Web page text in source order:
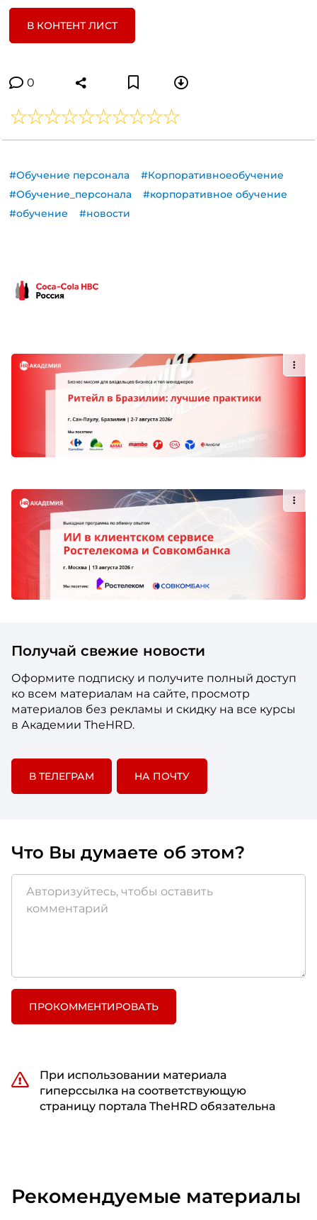
В КОНТЕНТ ЛИСТ
0
#Обучение персонала
#Корпоративноеобучение
#Обучение_персонала
#корпоративное обучение
#обучение
#новости
Получай свежие новости
Оформите подписку и получите полный доступ
ко всем материалам на сайте, просмотр
материалов без рекламы и скидку на все курсы
в Академии TheHRD.
В ТЕЛЕГРАМ НА ПОЧТУ
Что Вы думаете об этом?
ПРОКОММЕНТИРОВАТЬ
При использовании материала
гиперссылка на соответствующую
страницу портала TheHRD обязательна
Рекомендуемые материалы